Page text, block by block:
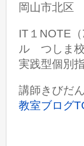
岡山市北区
IT１NOTE
ル つしま校
実践型個別
講師きびだ
教室ブログ